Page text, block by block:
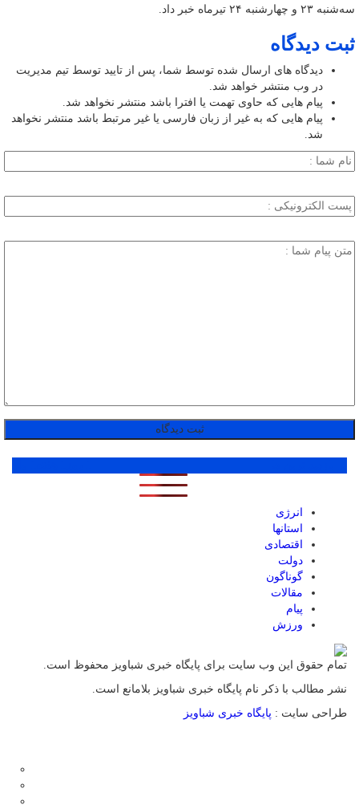
سه‌شنبه ۲۳ و چهارشنبه ۲۴ تیرماه خبر داد.
ثبت دیدگاه
دیدگاه های ارسال شده توسط شما، پس از تایید توسط تیم مدیریت
در وب منتشر خواهد شد.
پیام هایی که حاوی تهمت یا افترا باشد منتشر نخواهد شد.
پیام هایی که به غیر از زبان فارسی یا غیر مرتبط باشد منتشر نخواهد
شد.
انرژی
استانها
اقتصادی
دولت
گوناگون
مقالات
پیام
ورزش
تمام حقوق این وب سایت برای پایگاه خبری شباویز محفوظ است.
نشر مطالب با ذکر نام پایگاه خبری شباویز بلامانع است.
طراحی سایت : پایگاه خبری شباویز